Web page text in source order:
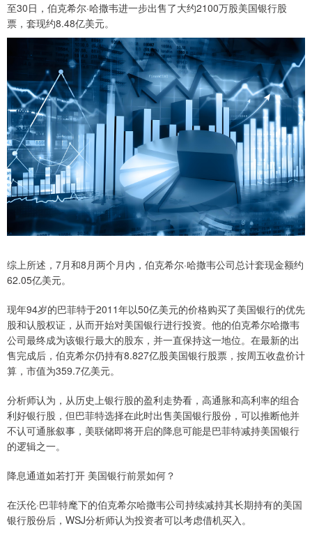
至30日，伯克希尔·哈撒韦进一步出售了大约2100万股美国银行股
票，套现约8.48亿美元。
综上所述，7月和8月两个月内，伯克希尔·哈撒韦公司总计套现金额约
62.05亿美元。
现年94岁的巴菲特于2011年以50亿美元的价格购买了美国银行的优先
股和认股权证，从而开始对美国银行进行投资。他的伯克希尔哈撒韦
公司最终成为该银行最大的股东，并一直保持这一地位。在最新的出
售完成后，伯克希尔仍持有8.827亿股美国银行股票，按周五收盘价计
算，市值为359.7亿美元。
分析师认为，从历史上银行股的盈利走势看，高通胀和高利率的组合
利好银行股，但巴菲特选择在此时出售美国银行股份，可以推断他并
不认可通胀叙事，美联储即将开启的降息可能是巴菲特减持美国银行
的逻辑之一。
降息通道如若打开 美国银行前景如何？
在沃伦·巴菲特麾下的伯克希尔哈撒韦公司持续减持其长期持有的美国
银行股份后，WSJ分析师认为投资者可以考虑借机买入。